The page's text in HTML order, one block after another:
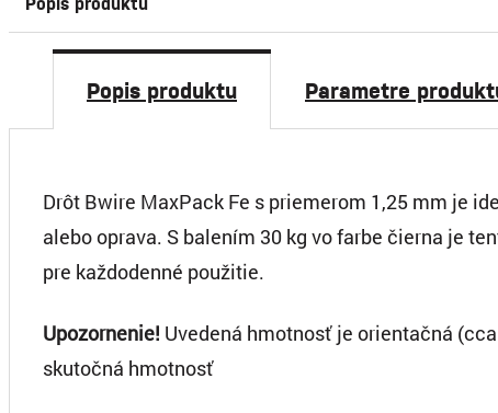
Popis produktu Parametre
Drôt Bwire MaxPack Fe s priemerom 1,25 mm je
alebo oprava. S balením 30 kg vo farbe čierna je
pre každodenné použitie.
Upozornenie! Uvedená hmotnosť je orientačná
skutočná hmotnosť